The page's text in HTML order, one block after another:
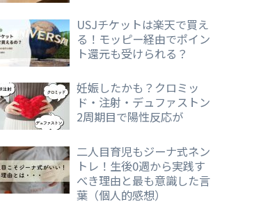
USJチケットは楽天で買え
る！モッピー経由でポイン
ト還元も受けられる？
妊娠したかも？クロミッ
ド・注射・デュファストン
2周期目で陽性反応が
二人目育児もジーナ式ネン
トレ！生後0週から実践す
べき理由と最も意識した言
葉（個人的感想）